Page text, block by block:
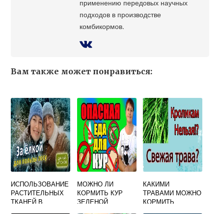
применению передовых научных
подходов в производстве
комбикормов.
Вам также может понравиться:
ИСПОЛЬЗОВАНИЕ
РАСТИТЕЛЬНЫХ
ТКАНЕЙ В
МОЖНО ЛИ
КОРМИТЬ КУР
ЗЕЛЕНОЙ
КАКИМИ
ТРАВАМИ МОЖНО
КОРМИТЬ